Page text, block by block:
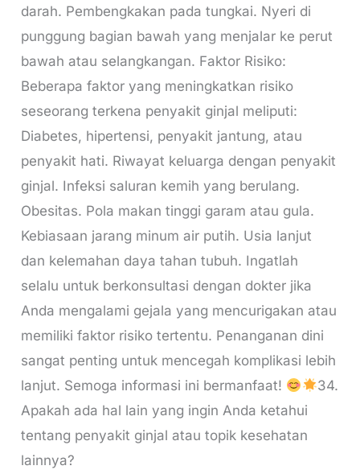
darah. Pembengkakan pada tungkai. Nyeri di
punggung bagian bawah yang menjalar ke perut
bawah atau selangkangan. Faktor Risiko:
Beberapa faktor yang meningkatkan risiko
seseorang terkena penyakit ginjal meliputi:
Diabetes, hipertensi, penyakit jantung, atau
penyakit hati. Riwayat keluarga dengan penyakit
ginjal. Infeksi saluran kemih yang berulang.
Obesitas. Pola makan tinggi garam atau gula.
Kebiasaan jarang minum air putih. Usia lanjut
dan kelemahan daya tahan tubuh. Ingatlah
selalu untuk berkonsultasi dengan dokter jika
Anda mengalami gejala yang mencurigakan atau
memiliki faktor risiko tertentu. Penanganan dini
sangat penting untuk mencegah komplikasi lebih
lanjut. Semoga informasi ini bermanfaat!
34.
Apakah ada hal lain yang ingin Anda ketahui
tentang penyakit ginjal atau topik kesehatan
lainnya?